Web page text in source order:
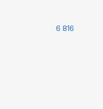
6 816